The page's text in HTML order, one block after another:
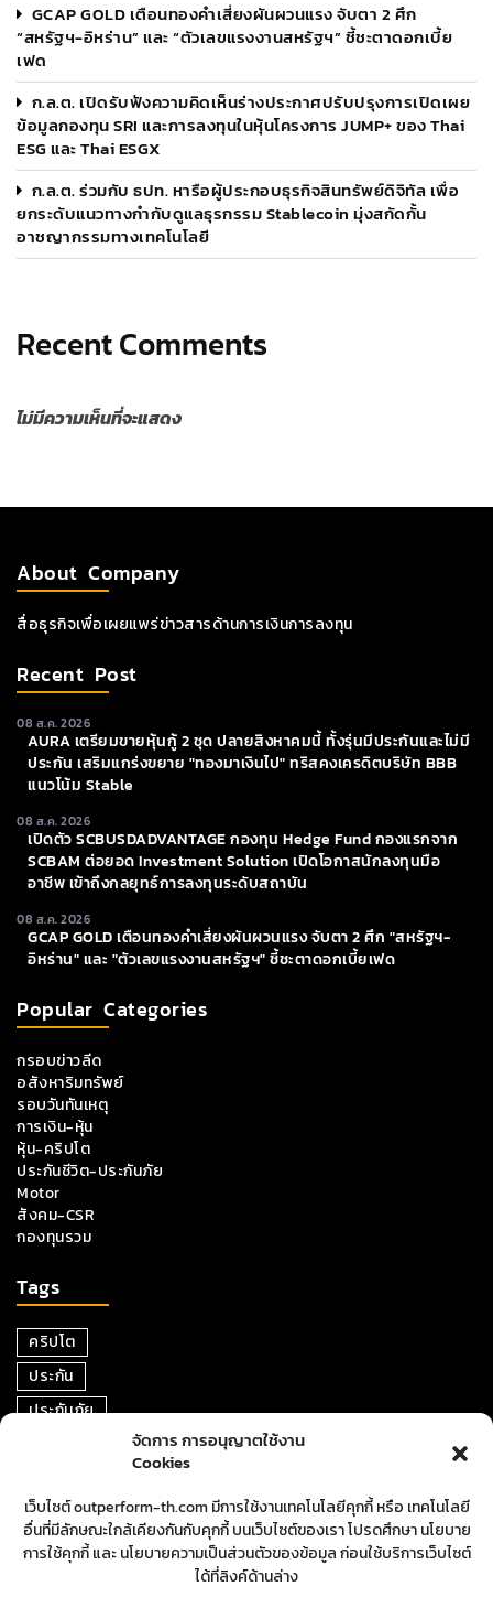
จัดการ การอนุญาตใช้งาน
Cookies
เว็บไซต์ outperform-th.com มีการใช้งานเทคโนโลยีคุกกี้ หรือ เทคโนโลยี
อื่นที่มีลักษณะใกล้เคียงกันกับคุกกี้ บนเว็บไซต์ของเรา โปรดศึกษา นโยบาย
การใช้คุกกี้ และ นโยบายความเป็นส่วนตัวของข้อมูล ก่อนใช้บริการเว็บไซต์
ได้ที่ลิงค์ด้านล่าง
GCAP GOLD เตือนทองคำเสี่ยงผันผวนแรง จับตา 2 ศึก
“สหรัฐฯ-อิหร่าน” และ “ตัวเลขแรงงานสหรัฐฯ” ชี้ชะตาดอกเบี้ย
เฟด
ก.ล.ต. เปิดรับฟังความคิดเห็นร่างประกาศปรับปรุงการเปิดเผย
ข้อมูลกองทุน SRI และการลงทุนในหุ้นโครงการ JUMP+ ของ Thai
ESG และ Thai ESGX
ก.ล.ต. ร่วมกับ ธปท. หารือผู้ประกอบธุรกิจสินทรัพย์ดิจิทัล เพื่อ
ยกระดับแนวทางกำกับดูแลธุรกรรม Stablecoin มุ่งสกัดกั้น
อาชญากรรมทางเทคโนโลยี
Recent Comments
ไม่มีความเห็นที่จะแสดง
About Company
สื่อธุรกิจเพื่อเผยแพร่ข่าวสารด้านการเงินการลงทุน
Recent Post
08 ส.ค. 2026
AURA เตรียมขายหุ้นกู้ 2 ชุด ปลายสิงหาคมนี้ ทั้งรุ่นมีประกันและไม่มี
ประกัน เสริมแกร่งขยาย "ทองมาเงินไป" ทริสคงเครดิตบริษัท BBB
แนวโน้ม Stable
08 ส.ค. 2026
เปิดตัว SCBUSDADVANTAGE กองทุน Hedge Fund กองแรกจาก
SCBAM ต่อยอด Investment Solution เปิดโอกาสนักลงทุนมือ
อาชีพ เข้าถึงกลยุทธ์การลงทุนระดับสถาบัน
08 ส.ค. 2026
GCAP GOLD เตือนทองคำเสี่ยงผันผวนแรง จับตา 2 ศึก "สหรัฐฯ-
อิหร่าน" และ "ตัวเลขแรงงานสหรัฐฯ" ชี้ชะตาดอกเบี้ยเฟด
Popular Categories
กรอบข่าวลีด
อสังหาริมทรัพย์
รอบวันทันเหตุ
การเงิน-หุ้น
หุ้น-คริปโต
ประกันชีวิต-ประกันภัย
Motor
สังคม-CSR
กองทุนรวม
Tags
คริปโต
ประกัน
ประกันภัย
ตราสารหนี้
อสังหาริมทรัพย์